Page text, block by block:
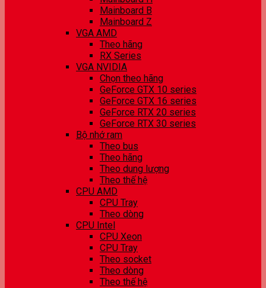
Mainboard B
Mainboard Z
VGA AMD
Theo hãng
RX Series
VGA NVIDIA
Chọn theo hãng
GeForce GTX 10 series
GeForce GTX 16 series
GeForce RTX 20 series
GeForce RTX 30 series
Bộ nhớ ram
Theo bus
Theo hãng
Theo dung lượng
Theo thế hệ
CPU AMD
CPU Tray
Theo dòng
CPU Intel
CPU Xeon
CPU Tray
Theo socket
Theo dòng
Theo thế hệ